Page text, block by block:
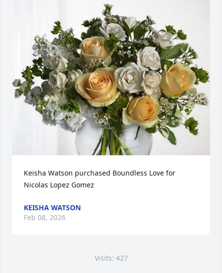
Keisha Watson purchased Boundless Love for
Nicolas Lopez Gomez
KEISHA WATSON
Feb 08, 2026
Visits: 427